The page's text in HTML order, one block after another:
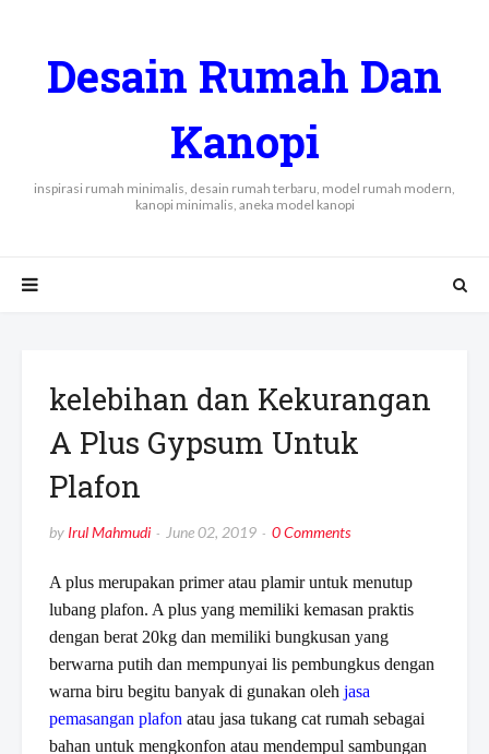
Desain Rumah Dan
Kanopi
inspirasi rumah minimalis, desain rumah terbaru, model rumah modern,
kanopi minimalis, aneka model kanopi
kelebihan dan Kekurangan
A Plus Gypsum Untuk
Plafon
by Irul Mahmudi June 02, 2019 0 Comments
A plus merupakan primer atau plamir untuk menutup
lubang plafon. A plus yang memiliki kemasan praktis
dengan berat 20kg dan memiliki bungkusan yang
berwarna putih dan mempunyai lis pembungkus dengan
warna biru begitu banyak di gunakan oleh jasa
pemasangan plafon atau jasa tukang cat rumah sebagai
bahan untuk mengkonfon atau mendempul sambungan